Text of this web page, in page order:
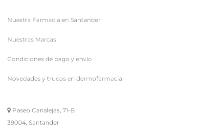
Nuestra Farmacia en Santander
Nuestras Marcas
Condiciones de pago y envío
Novedades y trucos en dermofarmacia
Paseo Canalejas, 71-B
39004, Santander